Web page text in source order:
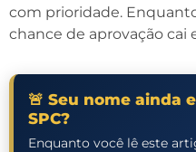
com prioridade.
chance de aprovação cai
🚨 Seu nome ainda
SPC?
Enquanto você lê este